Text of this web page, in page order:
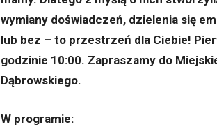
wymiany doświadczeń, dzielenia się
lub bez – to przestrzeń dla Ciebie!
godzinie 10:00. Zapraszamy do
Dąbrowskiego.
W programie: